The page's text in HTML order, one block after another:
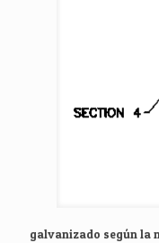
galvanizado según la